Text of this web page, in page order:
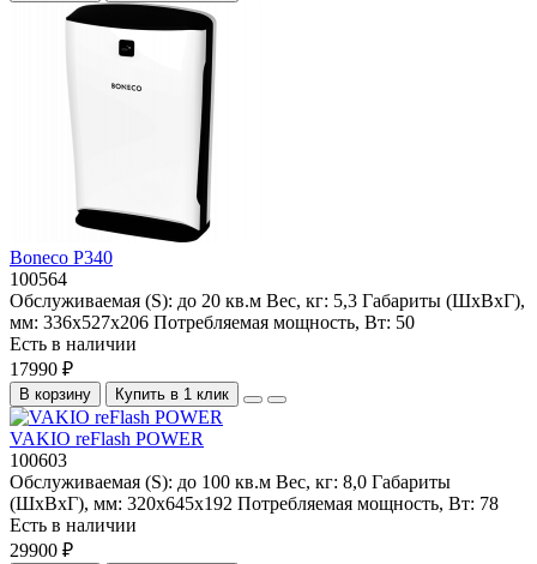
Boneco P340
100564
Обслуживаемая (S): до 20 кв.м Вес, кг: 5,3 Габариты (ШхВхГ),
мм: 336x527x206 Потребляемая мощность, Вт: 50
Есть в наличии
17990 ₽
В корзину Купить в 1 клик
VAKIO reFlash POWER
100603
Обслуживаемая (S): до 100 кв.м Вес, кг: 8,0 Габариты
(ШхВхГ), мм: 320x645x192 Потребляемая мощность, Вт: 78
Есть в наличии
29900 ₽